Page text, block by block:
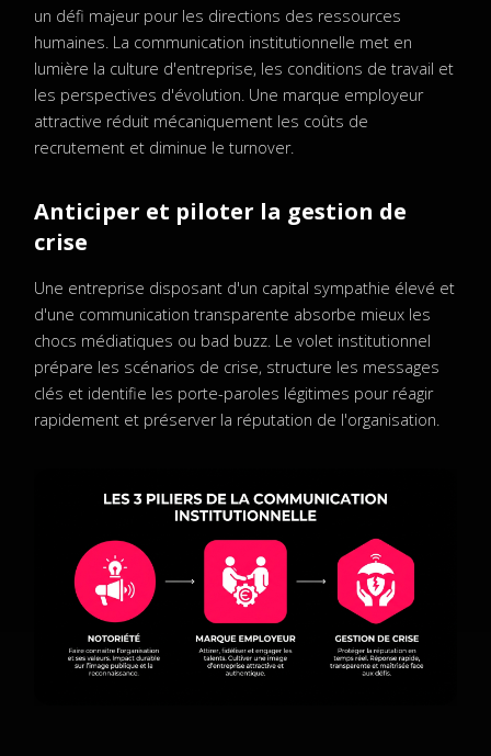
un défi majeur pour les directions des ressources
humaines. La communication institutionnelle met en
lumière la culture d'entreprise, les conditions de travail et
les perspectives d'évolution. Une marque employeur
attractive réduit mécaniquement les coûts de
recrutement et diminue le turnover.
Anticiper et piloter la gestion de
crise
Une entreprise disposant d'un capital sympathie élevé et
d'une communication transparente absorbe mieux les
chocs médiatiques ou bad buzz. Le volet institutionnel
prépare les scénarios de crise, structure les messages
clés et identifie les porte-paroles légitimes pour réagir
rapidement et préserver la réputation de l'organisation.